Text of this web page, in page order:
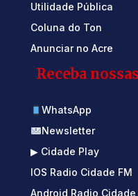
Utilidade Pública
Coluna do Ton
Anunciar no Acre
Receba
WhatsApp
Newsletter
▶ Cidade Play
IOS Radio Cidade FM
Android Radio Cidade